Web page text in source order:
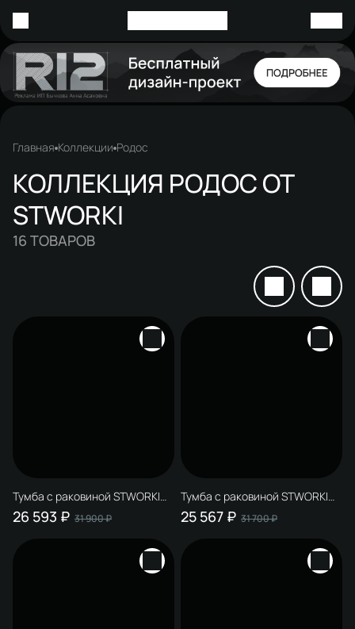
Главная Коллекции Родос
КОЛЛЕКЦИЯ РОДОС ОТ
STWORKI
16 ТОВАРОВ
Тумба с раковиной STWORKI
Родос 55 напольная, графит
26 593 ₽ 31 900 ₽
Тумба с раковиной STWORKI
Родос 55 напольная, белая
25 567 ₽ 31 700 ₽